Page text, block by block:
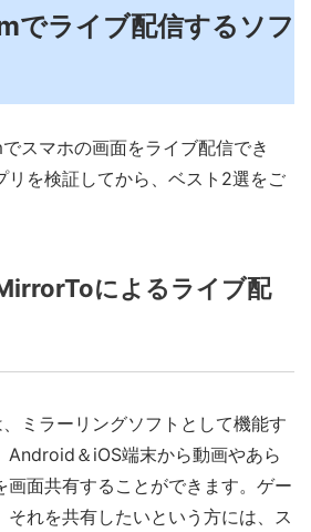
でライブ配信するソフ
スマホの画面をライブ配信でき
リを検証してから、ベスト2選をご
によるライブ配
、ミラーリングソフトとして機能す
Android＆iOS端末から動画やあら
画面共有することができます。ゲー
それを共有したいという方には、ス